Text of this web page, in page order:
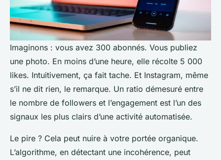
Imaginons : vous avez 300 abonnés. Vous publiez
une photo. En moins d’une heure, elle récolte 5 000
likes. Intuitivement, ça fait tache. Et Instagram, même
s’il ne dit rien, le remarque. Un ratio démesuré entre
le nombre de followers et l’engagement est l’un des
signaux les plus clairs d’une activité automatisée.
Le pire ? Cela peut nuire à votre portée organique.
L’algorithme, en détectant une incohérence, peut